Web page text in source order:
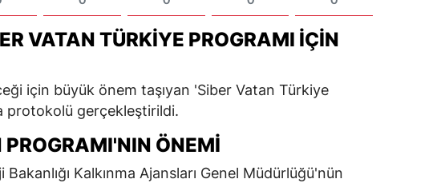
VATAN TÜRKIYE PROGRAMI İÇIN
için büyük önem taşıyan 'Siber Vatan Türkiye
protokolü gerçekleştirildi.
PROGRAMI'NIN ÖNEMI
Kalkınma Ajansları Genel Müdürlüğü'nün